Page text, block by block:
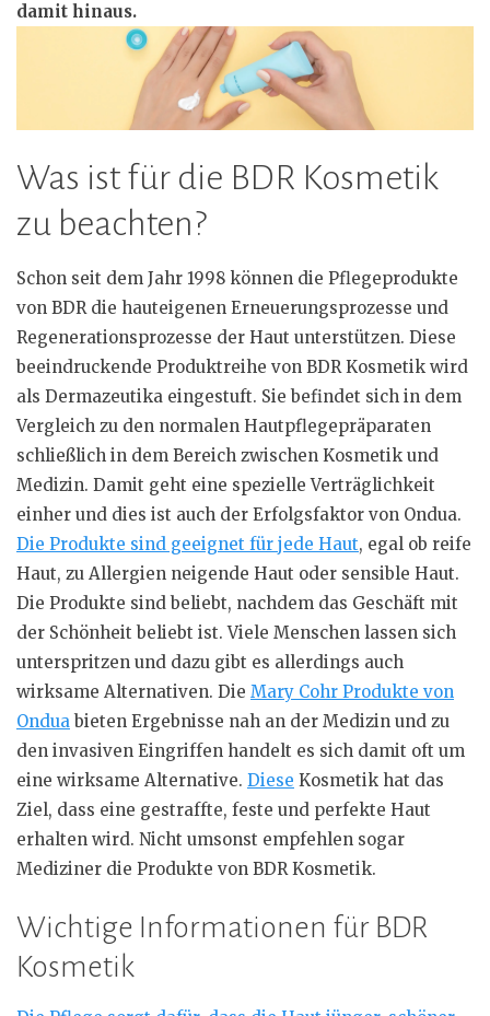
damit hinaus.
Was ist für die BDR Kosmetik
zu beachten?
Schon seit dem Jahr 1998 können die Pflegeprodukte
von BDR die hauteigenen Erneuerungsprozesse und
Regenerationsprozesse der Haut unterstützen. Diese
beeindruckende Produktreihe von BDR Kosmetik wird
als Dermazeutika eingestuft. Sie befindet sich in dem
Vergleich zu den normalen Hautpflegepräparaten
schließlich in dem Bereich zwischen Kosmetik und
Medizin. Damit geht eine spezielle Verträglichkeit
einher und dies ist auch der Erfolgsfaktor von Ondua.
Die Produkte sind geeignet für jede Haut, egal ob reife
Haut, zu Allergien neigende Haut oder sensible Haut.
Die Produkte sind beliebt, nachdem das Geschäft mit
der Schönheit beliebt ist. Viele Menschen lassen sich
unterspritzen und dazu gibt es allerdings auch
wirksame Alternativen. Die Mary Cohr Produkte von
Ondua bieten Ergebnisse nah an der Medizin und zu
den invasiven Eingriffen handelt es sich damit oft um
eine wirksame Alternative. Diese Kosmetik hat das
Ziel, dass eine gestraffte, feste und perfekte Haut
erhalten wird. Nicht umsonst empfehlen sogar
Mediziner die Produkte von BDR Kosmetik.
Wichtige Informationen für BDR
Kosmetik